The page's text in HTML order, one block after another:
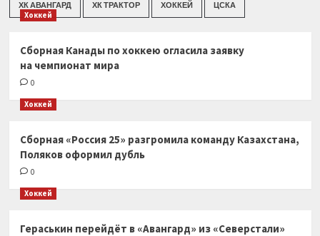
ХК АВАНГАРД ХК ТРАКТОР ХОККЕЙ ЦСКА
Хоккей
Сборная Канады по хоккею огласила заявку
на чемпионат мира
0
Хоккей
Сборная «Россия 25» разгромила команду Казахстана,
Поляков оформил дубль
0
Хоккей
Гераськин перейдёт в «Авангард» из «Северстали»